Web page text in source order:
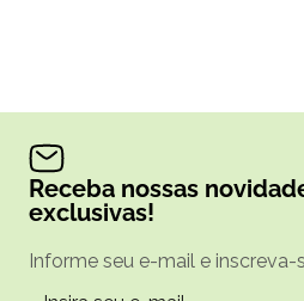
Receba nossas
exclusivas!
Informe seu e-mail e inscreva-